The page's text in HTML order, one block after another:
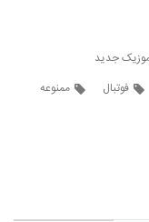
جدید
فوتبال
ممنوعه